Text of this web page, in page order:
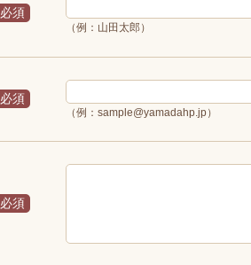
必須
（例：山田太郎）
必須
（例：sample@yamadahp.jp）
必須